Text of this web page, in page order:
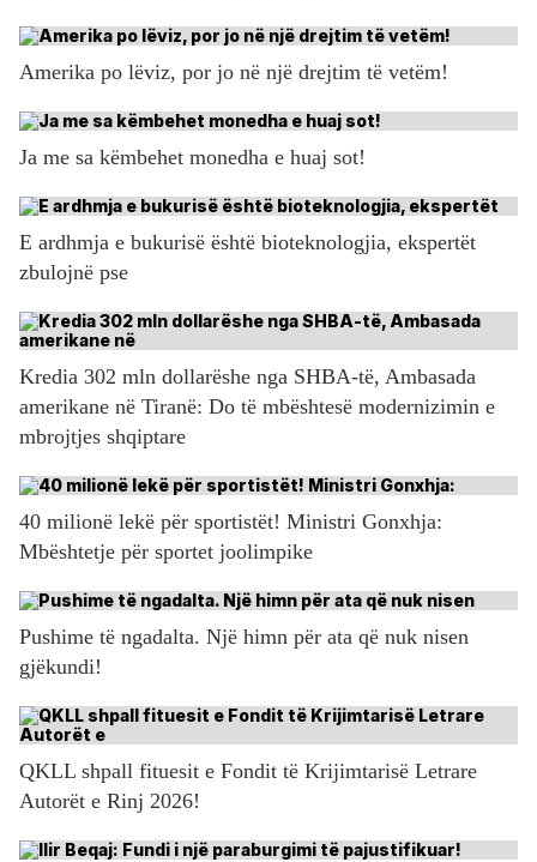
Amerika po lëviz, por jo në një drejtim të vetëm!
Ja me sa këmbehet monedha e huaj sot!
E ardhmja e bukurisë është bioteknologjia, ekspertët
zbulojnë pse
Kredia 302 mln dollarëshe nga SHBA-të, Ambasada
amerikane në Tiranë: Do të mbështesë modernizimin e
mbrojtjes shqiptare
40 milionë lekë për sportistët! Ministri Gonxhja:
Mbështetje për sportet joolimpike
Pushime të ngadalta. Një himn për ata që nuk nisen
gjëkundi!
QKLL shpall fituesit e Fondit të Krijimtarisë Letrare
Autorët e Rinj 2026!